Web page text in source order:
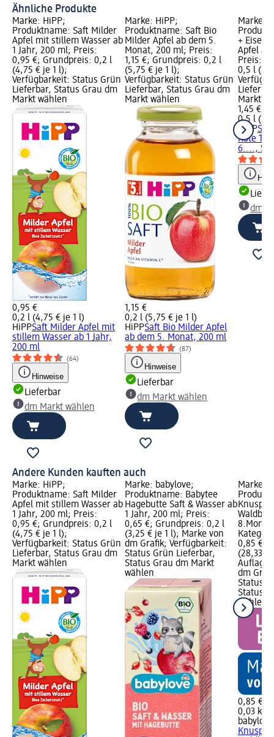
Ähnliche Produkte
Marke: HiPP;
Produktname: Saft Milder
Apfel mit stillem Wasser ab
1 Jahr, 200 ml; Preis:
0,95 €; Grundpreis: 0,2 l
(4,75 € je 1 l);
Verfügbarkeit: Status Grün
Lieferbar, Status Grau dm
Markt wählen
0,95 €
0,2 l (4,75 € je 1 l)
HiPPSaft Milder Apfel mit
stillem Wasser ab 1 Jahr,
200 ml
(64)
Hinweise
Lieferbar
dm Markt wählen
Marke: HiPP;
Produktname: Saft Bio
Milder Apfel ab dem 5.
Monat, 200 ml; Preis:
1,15 €; Grundpreis: 0,2 l
(5,75 € je 1 l);
Verfügbarkeit: Status Grün
Lieferbar, Status Grau dm
Markt wählen
1,15 €
0,2 l (5,75 € je 1 l)
HiPPSaft Bio Milder Apfel
ab dem 5. Monat, 200 ml
(87)
Hinweise
Lieferbar
dm Markt wählen
Marke:
+ Eisen
Apfel ab
Preis:
0,5 l
Markt
1,45 €
0,5 l
HiPP
Rote
6....,
dm
Andere Kunden kauften auch
Marke: HiPP;
Produktname: Saft Milder
Apfel mit stillem Wasser ab
1 Jahr, 200 ml; Preis:
0,95 €; Grundpreis: 0,2 l
(4,75 € je 1 l);
Verfügbarkeit: Status Grün
Lieferbar, Status Grau dm
Markt wählen
Marke: babylove;
Produktname: Babytee
Hagebutte Saft & Wasser ab
1 Jahr, 200 ml; Preis:
0,65 €; Grundpreis: 0,2 l
(3,25 € je 1 l); Marke von
dm Grafik; Verfügbarkeit:
Status Grün Lieferbar,
Status Grau dm Markt
wählen
Marke:
0,85 €;
(28,33 €
Auflage
dm
Status
Status
wählen
0,85 €
0,03 kg
babylove